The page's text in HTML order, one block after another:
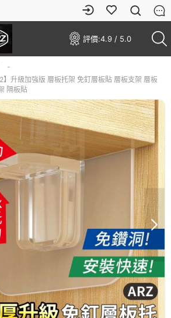
評價:4.9 / 5.0
-
升級加強版 層板托架 免釘層板貼 層板支架 層板
隔板貼